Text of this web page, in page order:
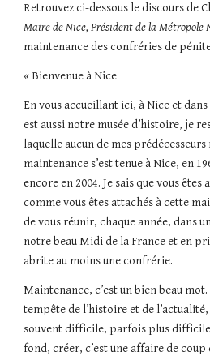
Retrouvez ci-dessous le discours de
Maire de Nice, Président de la Métropole
maintenance des confréries de
« Bienvenue à Nice
En vous accueillant ici, à Nice et
est aussi notre musée d’histoire, je
laquelle aucun de mes prédécesseurs
maintenance s’est tenue à Nice, en
encore en 2004. Je sais que vous
comme vous êtes attachés à cette
de vous réunir, chaque année, dans
notre beau Midi de la France et en
abrite au moins une confrérie.
Maintenance, c’est un bien beau
tempête de l’histoire et de l’actualité,
souvent difficile, parfois plus difficile
fond, créer, c’est une affaire de